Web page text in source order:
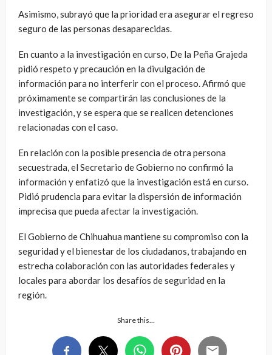
Asimismo, subrayó que la prioridad era asegurar el regreso
seguro de las personas desaparecidas.
En cuanto a la investigación en curso, De la Peña Grajeda
pidió respeto y precaución en la divulgación de
información para no interferir con el proceso. Afirmó que
próximamente se compartirán las conclusiones de la
investigación, y se espera que se realicen detenciones
relacionadas con el caso.
En relación con la posible presencia de otra persona
secuestrada, el Secretario de Gobierno no confirmó la
información y enfatizó que la investigación está en curso.
Pidió prudencia para evitar la dispersión de información
imprecisa que pueda afectar la investigación.
El Gobierno de Chihuahua mantiene su compromiso con la
seguridad y el bienestar de los ciudadanos, trabajando en
estrecha colaboración con las autoridades federales y
locales para abordar los desafíos de seguridad en la
región.
Share this…